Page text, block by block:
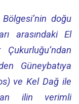
doğu
arasındaki El
Güneybatıya
ve Kel Dağ ile
ilin verimli